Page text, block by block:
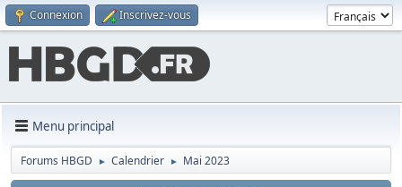
Connexion Inscrivez-vous
Menu principal
Forums HBGD ► Calendrier ► Mai 2023